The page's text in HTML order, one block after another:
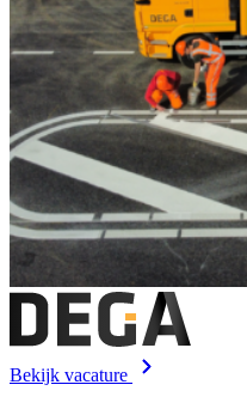
Bekijk vacature